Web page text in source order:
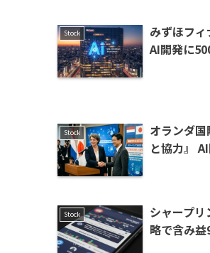
Stock
みずほフ
AI開発に
Stock
オランダ
と協力』
Stock
シャープ
略で含み